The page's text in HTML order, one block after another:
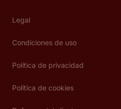
Legal
Condiciones de uso
Política de privacidad
Política de cookies